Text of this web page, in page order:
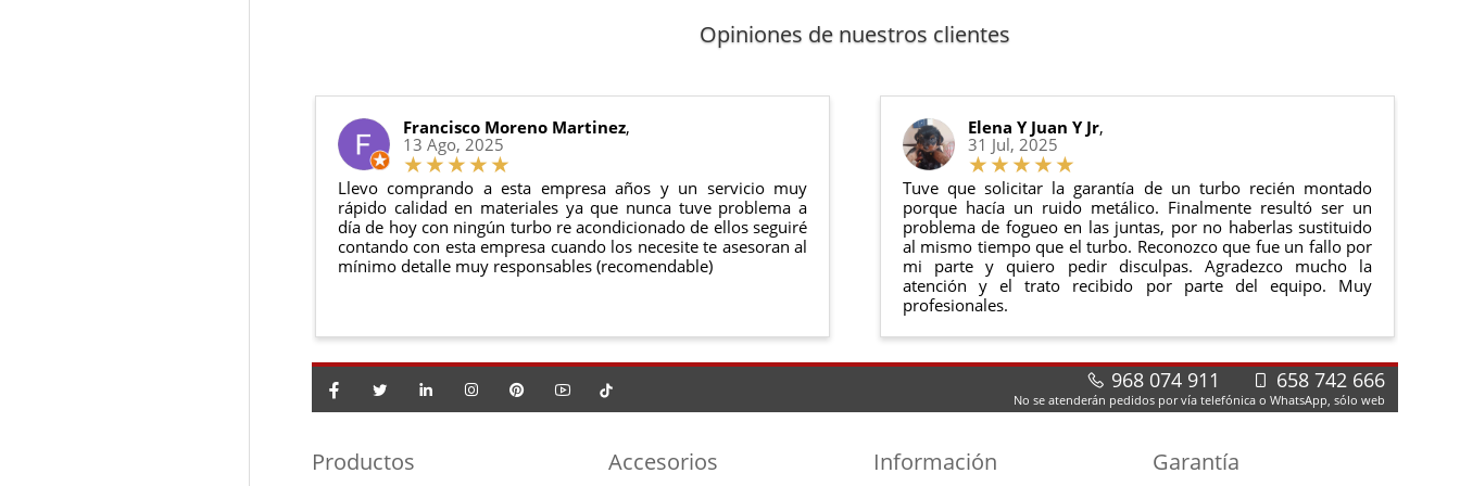
Sprinter 418 CDI(motor OM642)
Sprinter 518 CDI(motor OM642)
Viano 3.0 CDI W639
Vito 120 CDI W639 (motor OM642)
Todas nuestras garantías cumplen con la legislación vigente. Consulta nuestras condiciones generales
en nuestra web puedes ver en todo momento el estado de tu pedido.
El productono debe haber sido montado ni manipulado
Debe devolverse en suembalaje original perfectas condiciones
Opiniones de nuestros clientes
Francisco Moreno Martinez,
13 Ago, 2025
Llevo comprando a esta empresa años y un servicio muy
rápido calidad en materiales ya que nunca tuve problema a
día de hoy con ningún turbo re acondicionado de ellos seguiré
contando con esta empresa cuando los necesite te asesoran al
mínimo detalle muy responsables (recomendable)
Elena Y Juan Y Jr,
31 Jul, 2025
Tuve que solicitar la garantía de un turbo recién montado
porque hacía un ruido metálico. Finalmente resultó ser un
problema de fogueo en las juntas, por no haberlas sustituido
al mismo tiempo que el turbo. Reconozco que fue un fallo por
mi parte y quiero pedir disculpas. Agradezco mucho la
atención y el trato recibido por parte del equipo. Muy
profesionales.
968 074 911 658 742 666
No se atenderán pedidos por vía telefónica o WhatsApp, sólo web
Productos Accesorios Información Garantía